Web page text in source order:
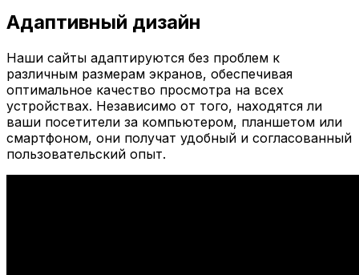
Адаптивный дизайн
Наши сайты адаптируются без проблем к
различным размерам экранов, обеспечивая
оптимальное качество просмотра на всех
устройствах. Независимо от того, находятся ли
ваши посетители за компьютером, планшетом или
смартфоном, они получат удобный и согласованный
пользовательский опыт.